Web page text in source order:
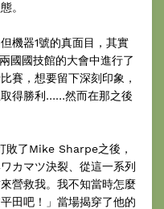
。
機器1號的真面目，其實
國國技館的大會中進行了
賽，想要留下深刻印象，
得勝利……然而在那之後
敗了Mike Sharpe之後，
カマツ決裂、從這一系列
營救我。我不知當時怎麼
田吧！」當場揭穿了他的